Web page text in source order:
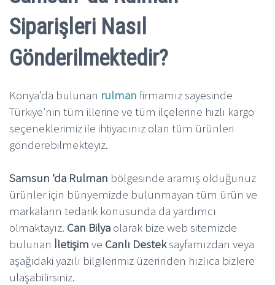
Siparişleri Nasıl
Gönderilmektedir?
Konya’da bulunan rulman firmamız sayesinde
Türkiye’nin tüm illerine ve tüm ilçelerine hızlı kargo
seçeneklerimiz ile ihtiyacınız olan tüm ürünleri
gönderebilmekteyiz.
Samsun ‘da Rulman bölgesinde aramış olduğunuz
ürünler için bünyemizde bulunmayan tüm ürün ve
markaların tedarik konusunda da yardımcı
olmaktayız. Can Bilya olarak bize web sitemizde
bulunan İletişim ve Canlı Desteksayfamızdan veya
aşağıdaki yazılı bilgilerimiz üzerinden hızlıca bizlere
ulaşabilirsiniz.